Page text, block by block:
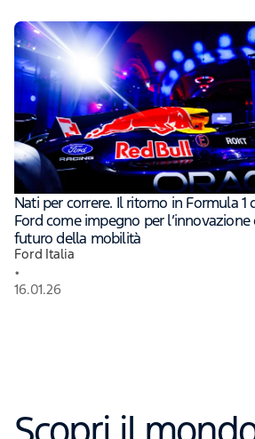
Nati per correre. Il ritorno in Formula 1
Ford come impegno per l’innovazione
futuro della mobilità
Ford Italia
•
16.01.26